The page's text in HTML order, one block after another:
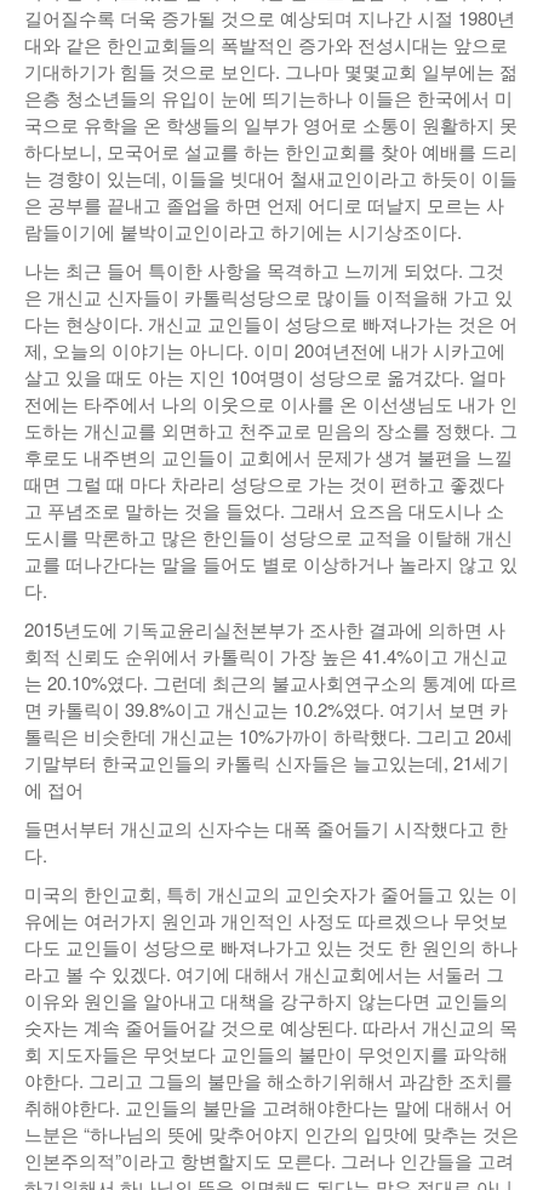
길어질수록 더욱 증가될 것으로 예상되며 지나간 시절 1980년
대와 같은 한인교회들의 폭발적인 증가와 전성시대는 앞으로
기대하기가 힘들 것으로 보인다. 그나마 몇몇교회 일부에는 젊
은층 청소년들의 유입이 눈에 띄기는하나 이들은 한국에서 미
국으로 유학을 온 학생들의 일부가 영어로 소통이 원활하지 못
하다보니, 모국어로 설교를 하는 한인교회를 찾아 예배를 드리
는 경향이 있는데, 이들을 빗대어 철새교인이라고 하듯이 이들
은 공부를 끝내고 졸업을 하면 언제 어디로 떠날지 모르는 사
람들이기에 붙박이교인이라고 하기에는 시기상조이다.
나는 최근 들어 특이한 사항을 목격하고 느끼게 되었다. 그것
은 개신교 신자들이 카톨릭성당으로 많이들 이적을해 가고 있
다는 현상이다. 개신교 교인들이 성당으로 빠져나가는 것은 어
제, 오늘의 이야기는 아니다. 이미 20여년전에 내가 시카고에
살고 있을 때도 아는 지인 10여명이 성당으로 옮겨갔다. 얼마
전에는 타주에서 나의 이웃으로 이사를 온 이선생님도 내가 인
도하는 개신교를 외면하고 천주교로 믿음의 장소를 정했다. 그
후로도 내주변의 교인들이 교회에서 문제가 생겨 불편을 느낄
때면 그럴 때 마다 차라리 성당으로 가는 것이 편하고 좋겠다
고 푸념조로 말하는 것을 들었다. 그래서 요즈음 대도시나 소
도시를 막론하고 많은 한인들이 성당으로 교적을 이탈해 개신
교를 떠나간다는 말을 들어도 별로 이상하거나 놀라지 않고 있
다.
2015년도에 기독교윤리실천본부가 조사한 결과에 의하면 사
회적 신뢰도 순위에서 카톨릭이 가장 높은 41.4%이고 개신교
는 20.10%였다. 그런데 최근의 불교사회연구소의 통계에 따르
면 카톨릭이 39.8%이고 개신교는 10.2%였다. 여기서 보면 카
톨릭은 비슷한데 개신교는 10%가까이 하락했다. 그리고 20세
기말부터 한국교인들의 카톨릭 신자들은 늘고있는데, 21세기
에 접어
들면서부터 개신교의 신자수는 대폭 줄어들기 시작했다고 한
다.
미국의 한인교회, 특히 개신교의 교인숫자가 줄어들고 있는 이
유에는 여러가지 원인과 개인적인 사정도 따르겠으나 무엇보
다도 교인들이 성당으로 빠져나가고 있는 것도 한 원인의 하나
라고 볼 수 있겠다. 여기에 대해서 개신교회에서는 서둘러 그
이유와 원인을 알아내고 대책을 강구하지 않는다면 교인들의
숫자는 계속 줄어들어갈 것으로 예상된다. 따라서 개신교의 목
회 지도자들은 무엇보다 교인들의 불만이 무엇인지를 파악해
야한다. 그리고 그들의 불만을 해소하기위해서 과감한 조치를
취해야한다. 교인들의 불만을 고려해야한다는 말에 대해서 어
느분은 “하나님의 뜻에 맞추어야지 인간의 입맛에 맞추는 것은
인본주의적”이라고 항변할지도 모른다. 그러나 인간들을 고려